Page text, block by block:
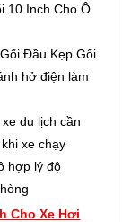
Inch Cho Ô
Đầu Kẹp Gối
hở điện làm
du lịch cần
xe chạy
lý độ
Cho Xe Hơi